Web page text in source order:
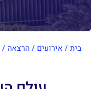
בית /אירועים /הרצאה /